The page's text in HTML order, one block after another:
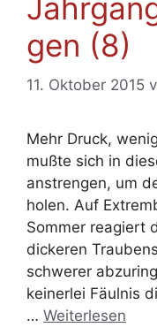
gen (8)
11. Oktober 2015
Mehr Druck,
mußte sich in
anstrengen, um
holen. Auf
Sommer reagiert
dickeren
schwerer
keinerlei Fäulnis
… Weiterlesen